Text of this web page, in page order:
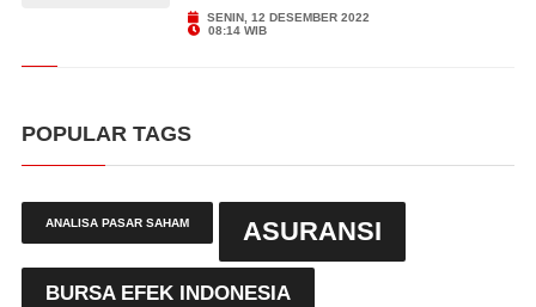
SENIN, 12 DESEMBER 2022
08:14 WIB
POPULAR TAGS
ANALISA PASAR SAHAM ASURANSI
BURSA EFEK INDONESIA